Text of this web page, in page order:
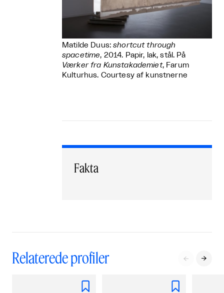
Matilde Duus:shortcut through
spacetime, 2014. Papir, lak, stål. På
Værker fra Kunstakademiet, Farum
Kulturhus. Courtesy af kunstnerne
Fakta
Relaterede profiler  
 